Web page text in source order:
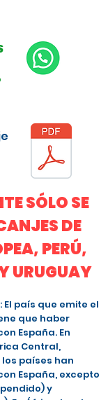
SÓLO SE
DE
PERÚ,
URUGUAY
: El país que emite el
que haber
España. En
Central,
países han
España, excepto
y